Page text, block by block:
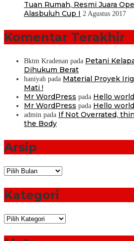
Tuan Rumah, Resmi Juara
Alasbuluh Cup I 2 Agustus 2017
Komentar Terakhir
Bktm Kradenan pada Petani
Dihukum Berat
haniyah pada Material Proyek
Mati !
Mr WordPress pada Hello
Mr WordPress pada Hello
admin pada If Not Overrated,
the Body
Arsip
Arsip
Kategori
Kategori